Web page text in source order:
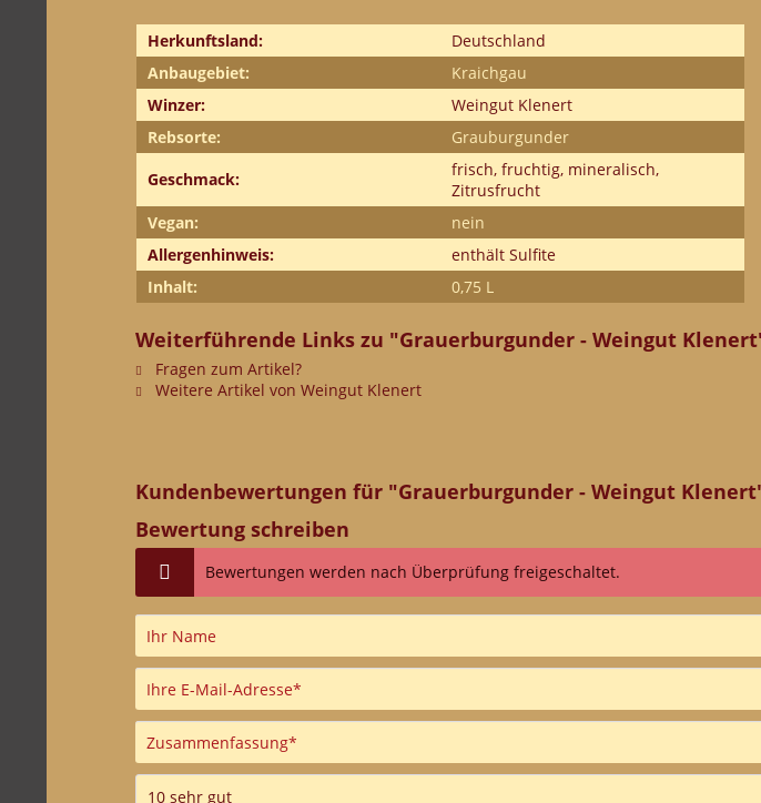
Herkunftsland:
Deutschland
Anbaugebiet:
Kraichgau
Winzer:
Weingut Klenert
Rebsorte:
Grauburgunder
Geschmack:
frisch, fruchtig, mineralisch,
Zitrusfrucht
Vegan:
nein
Allergenhinweis:
enthält Sulfite
Inhalt:
0,75 L
Weiterführende Links zu "Grauerburgunder - Weingut
Fragen zum Artikel?
Weitere Artikel von Weingut Klenert
Kundenbewertungen für "Grauerburgunder - Weingut
Bewertung schreiben
Bewertungen werden nach Überprüfung freigeschaltet.